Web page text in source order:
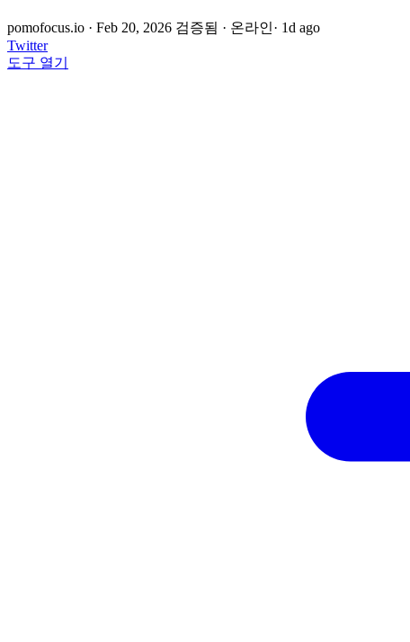
pomofocus.io · Feb 20, 2026 검증됨 · 온라인· 1d ago
Twitter
도구 열기